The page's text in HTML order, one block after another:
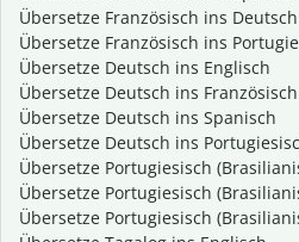
Übersetze Französisch ins Deutsch
Übersetze Französisch ins
Übersetze Deutsch ins Englisch
Übersetze Deutsch ins Französisch
Übersetze Deutsch ins Spanisch
Übersetze Deutsch ins
Übersetze Portugiesisch
Übersetze Portugiesisch
Übersetze Portugiesisch